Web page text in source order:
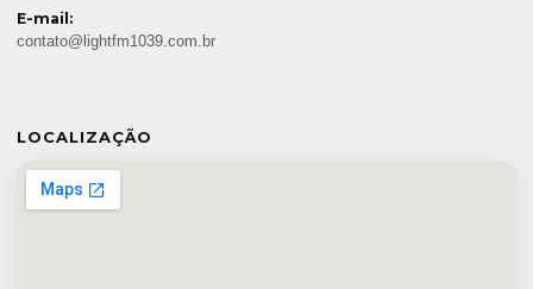
E-mail:
contato@lightfm1039.com.br
LOCALIZAÇÃO